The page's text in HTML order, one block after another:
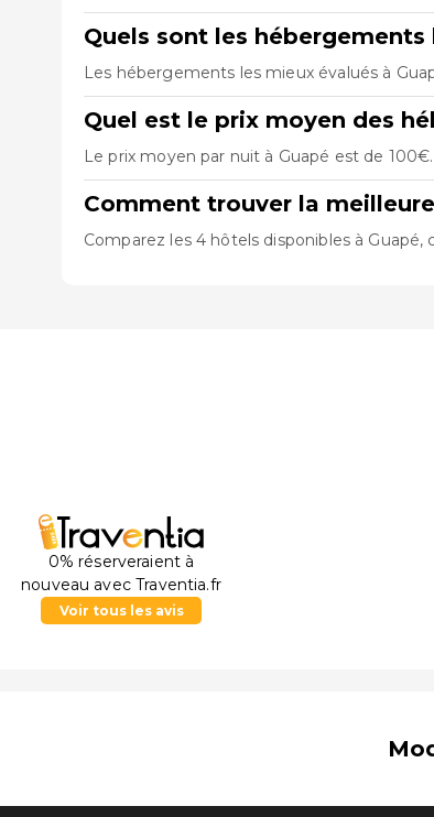
Quels sont les
Les hébergements les mieux évalués à
Quel est le prix moyen des
Le prix moyen par nuit à Guapé est de
Comment trouver la
Comparez les 4 hôtels disponibles à
0% réserveraient à
nouveau avec Traventia.fr
Voir tous les avis